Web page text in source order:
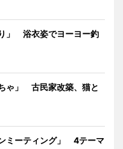
」 浴衣姿でヨーヨー釣
ゃ」 古民家改築、猫と
ミーティング」 4テーマ